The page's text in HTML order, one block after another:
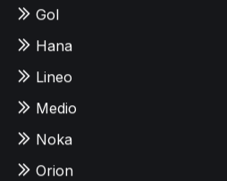
Gol
Hana
Lineo
Medio
Noka
Orion